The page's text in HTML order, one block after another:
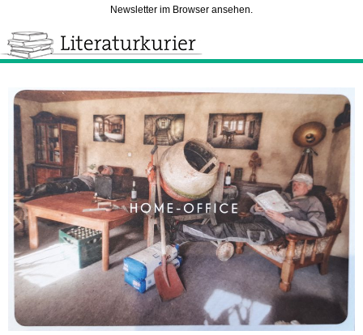
Newsletter im Browser ansehen.